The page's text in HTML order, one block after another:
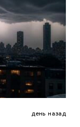
день назад